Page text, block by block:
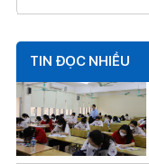
TIN ĐỌC NHIỀU